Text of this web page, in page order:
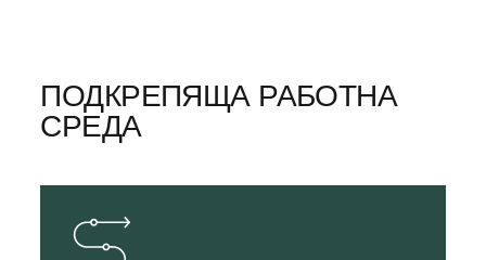
ПОДКРЕПЯЩА РАБОТНА
СРЕДА